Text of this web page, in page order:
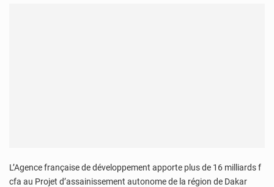
L’Agence française de développement apporte plus de 16 milliards f
cfa au Projet d’assainissement autonome de la région de Dakar